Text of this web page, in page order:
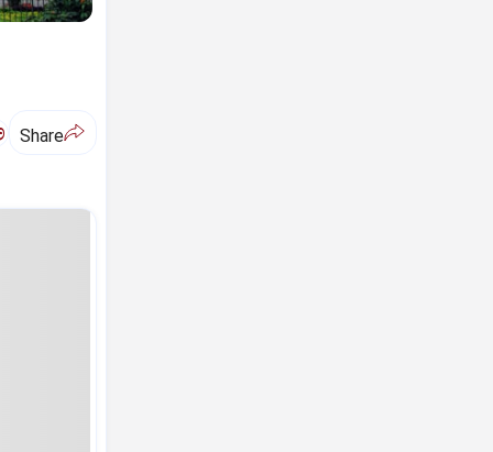
Share